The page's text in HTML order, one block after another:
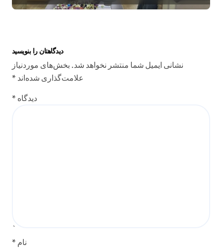
دیدگاهتان را بنویسید
نشانی ایمیل شما منتشر نخواهد شد. بخش‌های موردنیاز
علامت‌گذاری شده‌اند *
دیدگاه *
نام *